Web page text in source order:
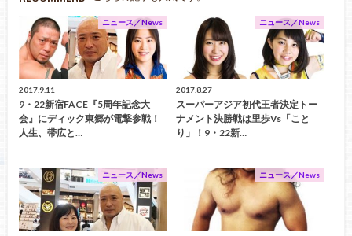
ニュース／News
2017.9.11
9・22新宿FACE『5周年記念大
会』にディック東郷が電撃参戦！
人生、帯広と…
ニュース／News
2017.8.27
スーパーアジア初代王者決定トー
ナメント決勝戦は里歩vs「こと
り」！9・22新…
ニュース／News ニュース／News